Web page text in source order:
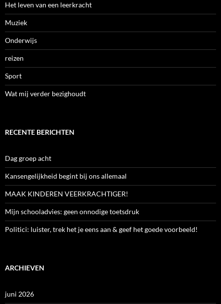
Het leven van een leerkracht
Muziek
Onderwijs
reizen
Sport
Wat mij verder bezighoudt
RECENTE BERICHTEN
Dag groep acht
Kansengelijkheid begint bij ons allemaal
MAAK KINDEREN VEERKRACHTIGER!
Mijn schooladvies: geen onnodige toetsdruk
Politici: luister, trek het je eens aan & geef het goede voorbeeld!
ARCHIEVEN
juni 2026